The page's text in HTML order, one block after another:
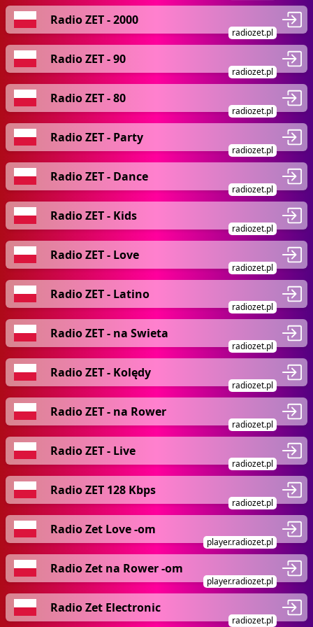
Radio ZET - 2000
radiozet.pl
Radio ZET - 90
radiozet.pl
Radio ZET - 80
radiozet.pl
Radio ZET - Party
radiozet.pl
Radio ZET - Dance
radiozet.pl
Radio ZET - Kids
radiozet.pl
Radio ZET - Love
radiozet.pl
Radio ZET - Latino
radiozet.pl
Radio ZET - na Swieta
radiozet.pl
Radio ZET - Kolędy
radiozet.pl
Radio ZET - na Rower
radiozet.pl
Radio ZET - Live
radiozet.pl
Radio ZET 128 Kbps
radiozet.pl
Radio Zet Love -om
player.radiozet.pl
Radio Zet na Rower -om
player.radiozet.pl
Radio Zet Electronic
radiozet.pl